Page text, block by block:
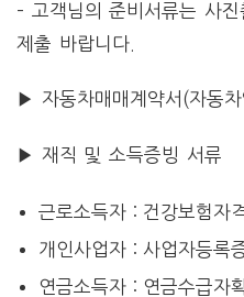
– 고객님의 준비서류는 사
제출 바랍니다.
▶ 자동차매매계약서(자동
▶ 재직 및 소득증빙 서류
근로소득자 : 건강보험자
개인사업자 : 사업자등록
연금소득자 : 연금수급자